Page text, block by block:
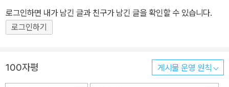
로그인하면 내가 남긴 글과 친구가 남긴 글을 확인할 수 있습니다.
로그인하기
100자평 게시물 운영 원칙